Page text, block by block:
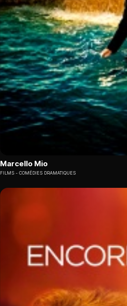
Marcello Mio
FILMS COMÉDIES DRAMATIQUES